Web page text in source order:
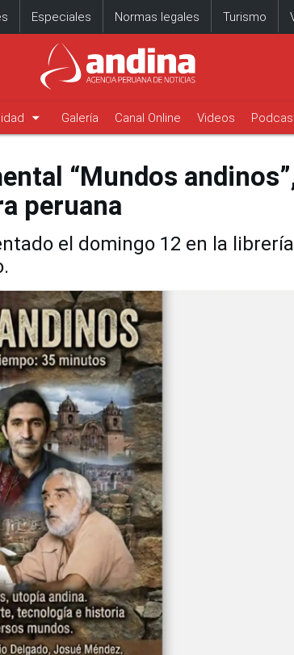
Especiales Normas legales Turismo
arrow_drop_down Galería Canal Online Videos
“Mundos
peruana
el domingo 12 en la librería